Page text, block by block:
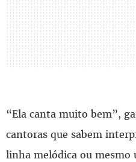
“Ela canta muito bem”,
cantoras que sabem
linha melódica ou mesmo